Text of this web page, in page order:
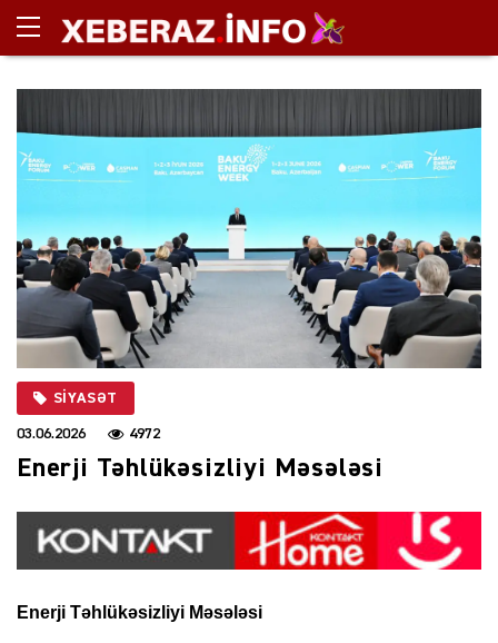
SIYASƏT
03.06.2026 4972
Enerji Təhlükəsizliyi Məsələsi
Enerji Təhlükəsizliyi Məsələsi